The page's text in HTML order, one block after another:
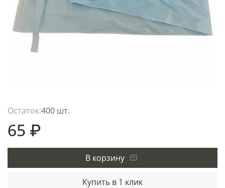
Остаток:400 шт.
65 ₽
В корзину
Купить в 1 клик